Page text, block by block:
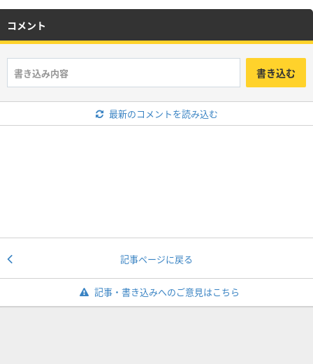
コメント
書き込む
最新のコメントを読み込む
記事ページに戻る
記事・書き込みへのご意見はこちら